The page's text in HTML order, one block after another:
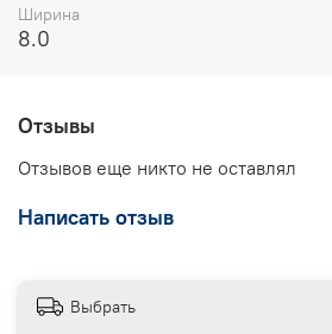
Ширина
8.0
Отзывы
Отзывов еще никто не оставлял
Написать отзыв
Выбрать